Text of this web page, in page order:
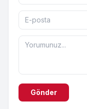
Gönder